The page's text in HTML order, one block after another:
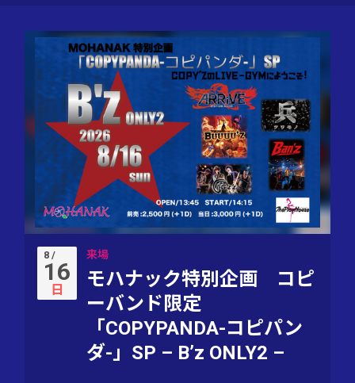
8 /
16
日
来場
モハナック特別企画 コピ
ーバンド限定
「COPYPANDA-コピパン
ダ-」SP – B’z ONLY2 –